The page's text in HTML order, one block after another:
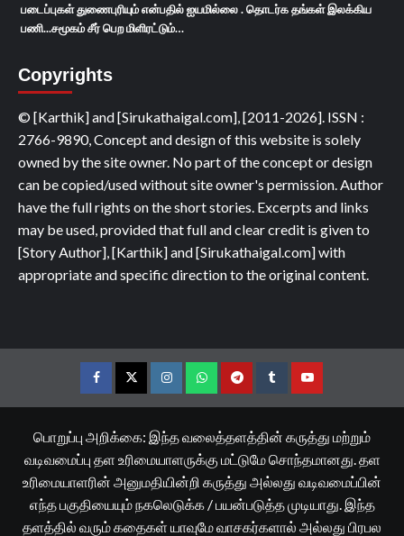
படைப்புகள் துணைபுரியும் என்பதில் ஐயமில்லை . தொடர்க தங்கள் இலக்கிய
பணி...சமூகம் சீர் பெற மிளிரட்டும்…
Copyrights
© [Karthik] and [Sirukathaigal.com], [2011-2026]. ISSN :
2766-9890, Concept and design of this website is solely
owned by the site owner. No part of the concept or design
can be copied/used without site owner's permission. Author
have the full rights on the short stories. Excerpts and links
may be used, provided that full and clear credit is given to
[Story Author], [Karthik] and [Sirukathaigal.com] with
appropriate and specific direction to the original content.
FacebookTwitterInstagramWhatsappTelegramTumblrYouTube
பொறுப்பு அறிக்கை: இந்த வலைத்தளத்தின் கருத்து மற்றும்
வடிவமைப்பு தள உரிமையாளருக்கு மட்டுமே சொந்தமானது. தள
உரிமையாளரின் அனுமதியின்றி கருத்து அல்லது வடிவமைப்பின்
எந்த பகுதியையும் நகலெடுக்க / பயன்படுத்த முடியாது. இந்த
தளத்தில் வரும் கதைகள் யாவுமே வாசகர்களால் அல்லது பிரபல